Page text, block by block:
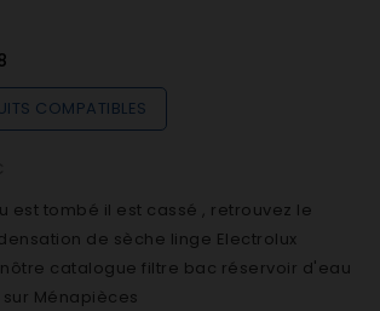
COMPATIBLES
est tombé il est cassé , retrouvez le
de sèche linge Electrolux
nôtre catalogue filtre bac réservoir d'eau
Ménapièces